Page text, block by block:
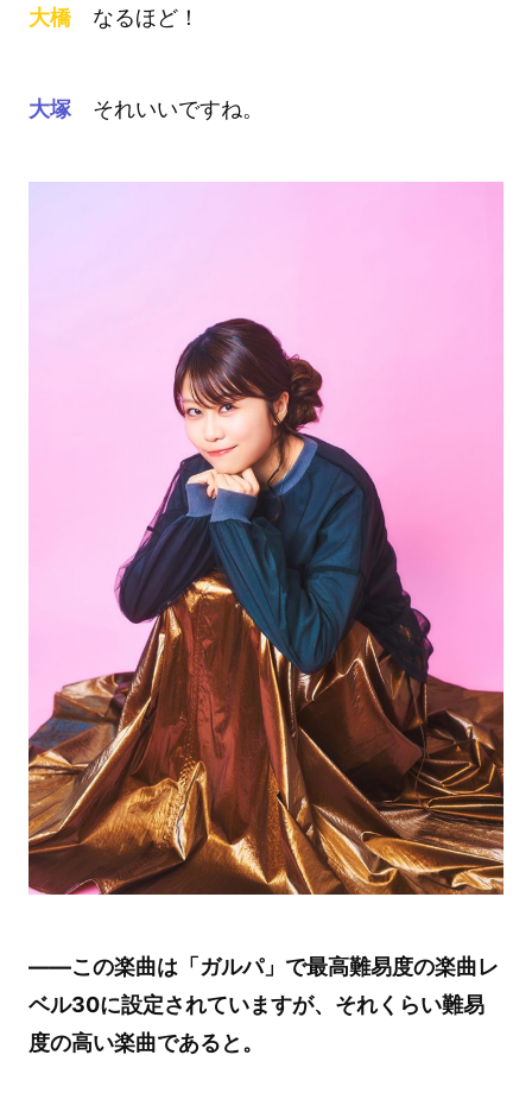
大橋なるほど！
大塚それいいですね。
――この楽曲は「ガルパ」で最高難易度の楽曲レ
ベル30に設定されていますが、それくらい難易
度の高い楽曲であると。